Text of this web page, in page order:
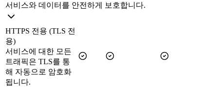
서비스와 데이터를 안전하게 보호합니다.
HTTPS 전용 (TLS 전
용)
서비스에 대한 모든
트래픽은 TLS를 통
해 자동으로 암호화
됩니다.